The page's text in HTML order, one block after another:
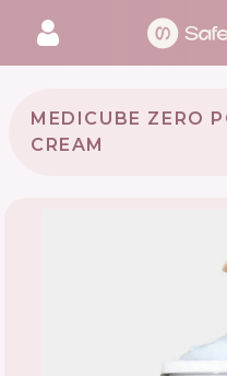
MEDICUBE ZERO
CREAM